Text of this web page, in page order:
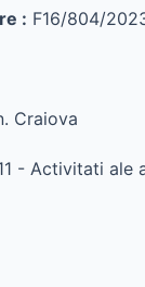
: F16/804/
Craiova
- Activitati ale